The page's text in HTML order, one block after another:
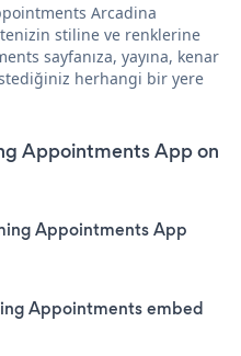
Arcadina
stiline ve renklerine
sayfanıza, yayına, kenar
herhangi bir yere
Appointments App on
Appointments App
Appointments embed